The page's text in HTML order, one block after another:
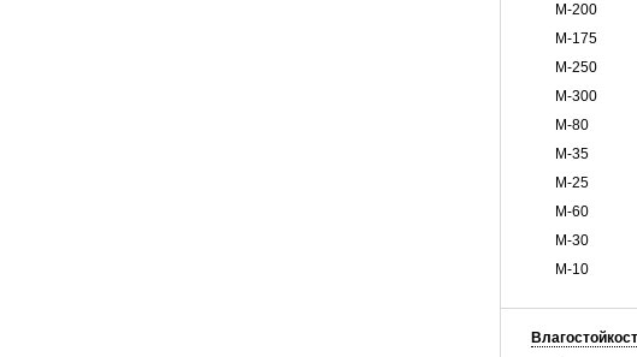
М-200
М-175
М-250
М-300
М-80
М-35
М-25
М-60
М-30
М-10